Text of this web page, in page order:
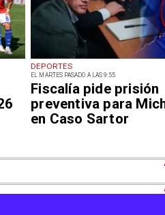
DEPORTES
EL MARTES PASADO A LAS 9:55
Fiscalía pide prisión
preventiva para
en Caso Sartor